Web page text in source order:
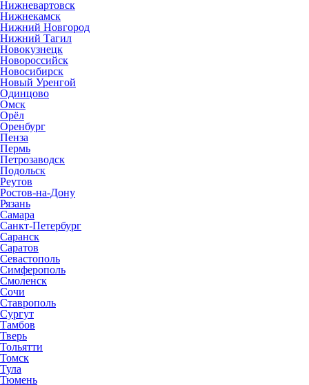
Нижневартовск
Нижнекамск
Нижний Новгород
Нижний Тагил
Новокузнецк
Новороссийск
Новосибирск
Новый Уренгой
Одинцово
Омск
Орёл
Оренбург
Пенза
Пермь
Петрозаводск
Подольск
Реутов
Ростов-на-Дону
Рязань
Самара
Санкт-Петербург
Саранск
Саратов
Севастополь
Симферополь
Смоленск
Сочи
Ставрополь
Сургут
Тамбов
Тверь
Тольятти
Томск
Тула
Тюмень